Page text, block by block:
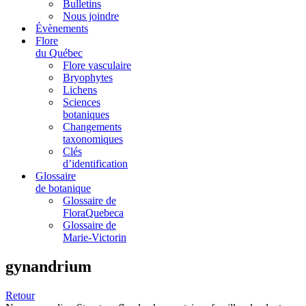
Bulletins
Nous joindre
Évènements
Flore
du Québec
Flore vasculaire
Bryophytes
Lichens
Sciences
botaniques
Changements
taxonomiques
Clés
d’identification
Glossaire
de botanique
Glossaire de
FloraQuebeca
Glossaire de
Marie-Victorin
gynandrium
Retour